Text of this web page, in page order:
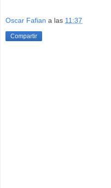
Oscar Fafian a las 11:37
Compartir